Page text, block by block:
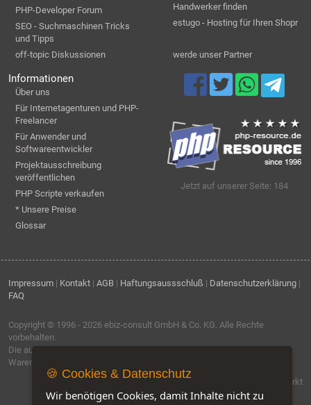
PHP-Developer Forum
SEO - Suchmaschinen Tricks
und Tipps
off-topic Diskussionen
Handwerker finden
estugo - Hosting für Ihren Shopr
werde unser Partner
Informationen
Über uns
Für Internetagenturen und PHP-
Freelancer
Für Anwender und
Softwareentwickler
Projektausschreibung
veröffentlichen
PHP Scripte verkaufen
* Unsere Preise
Glossar
Jetzt auf unserer Seite: 184
Impressum | Kontakt | AGB | Haftungsaussschluß | Datenschutzerklärung |
FAQ
Copyright © 1996 - 2026 ebiz-consult GmbH & Co. KG . Alle Rechte
vorbehalten.
Die auf dieser Seite verwendeten Produktbezeichnungen, Namen und
Warenzeichen sind Eigentum der jeweiligen Firmen.
Software by IQ-Markt
🍪 Cookies & Datenschutz
Wir benötigen Cookies, damit Inhalte nicht zu